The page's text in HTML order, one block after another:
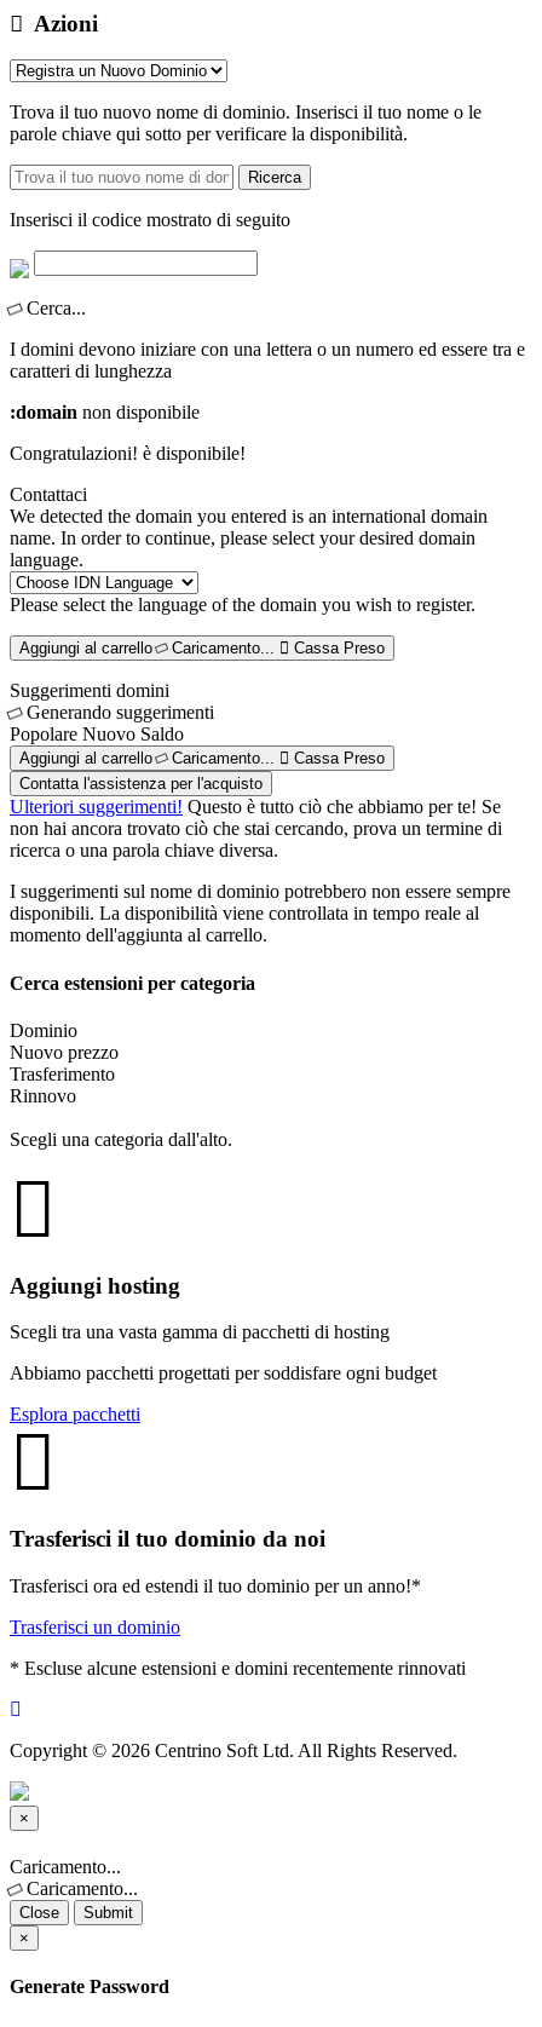
Azioni
Trova il tuo nuovo nome di dominio. Inserisci il tuo nome o le
parole chiave qui sotto per verificare la disponibilità.
Ricerca
Inserisci il codice mostrato di seguito
Cerca...
I domini devono iniziare con una lettera o un numero ed essere tra e
caratteri di lunghezza
:domain non disponibile
Congratulazioni! è disponibile!
Contattaci
We detected the domain you entered is an international domain
name. In order to continue, please select your desired domain
language.
Please select the language of the domain you wish to register.
Aggiungi al carrello Caricamento... Cassa Preso
Suggerimenti domini
Generando suggerimenti
Popolare Nuovo Saldo
Aggiungi al carrello Caricamento... Cassa Preso
Contatta l'assistenza per l'acquisto
Ulteriori suggerimenti! Questo è tutto ciò che abbiamo per te! Se
non hai ancora trovato ciò che stai cercando, prova un termine di
ricerca o una parola chiave diversa.
I suggerimenti sul nome di dominio potrebbero non essere sempre
disponibili. La disponibilità viene controllata in tempo reale al
momento dell'aggiunta al carrello.
Cerca estensioni per categoria
Dominio
Nuovo prezzo
Trasferimento
Rinnovo
Scegli una categoria dall'alto.
Aggiungi hosting
Scegli tra una vasta gamma di pacchetti di hosting
Abbiamo pacchetti progettati per soddisfare ogni budget
Esplora pacchetti
Trasferisci il tuo dominio da noi
Trasferisci ora ed estendi il tuo dominio per un anno!*
Trasferisci un dominio
* Escluse alcune estensioni e domini recentemente rinnovati
Copyright © 2026 Centrino Soft Ltd. All Rights Reserved.
×
Close
Caricamento...
Caricamento...
Close
Submit
×
Generate Password